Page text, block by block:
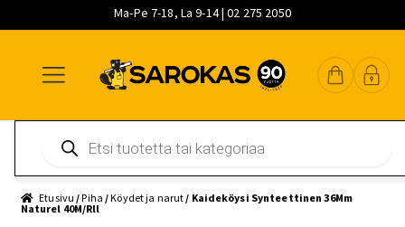
Ma-Pe 7-18, La 9-14 | 02 275 2050
navigointiin
sisältöön
pääsisältöön
search
Etusivu /Piha /Köydet ja narut / Kaideköysi Synteettinen 36Mm
Naturel 40M/Rll